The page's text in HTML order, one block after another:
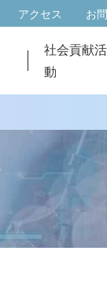
アクセス お
社会貢献活
動